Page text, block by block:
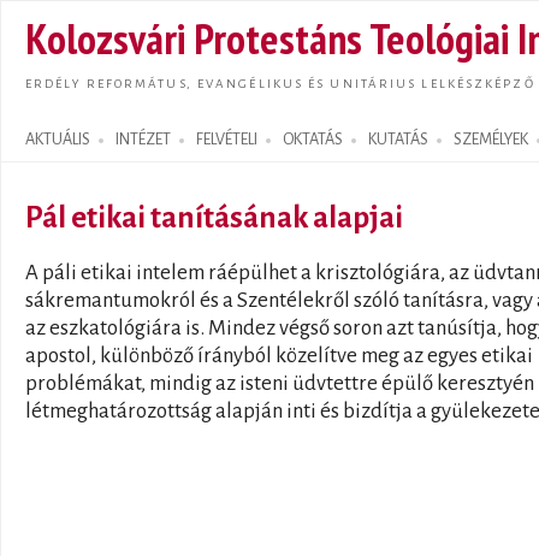
Kolozsvári Protestáns Teológiai
ERDÉLY REFORMÁTUS, EVANGÉLIKUS ÉS UNITÁRIUS LELKÉSZKÉPZŐ
AKTUÁLIS INTÉZET FELVÉTELI OKTATÁS KUTATÁS SZEMÉLYEK
Search form
Pál etikai tanításának alapjai
A páli etikai intelem ráépülhet a krisztológiára, az
sákremantumokról és a Szentélekről szóló tanításra, vagy
az eszkatológiára is. Mindez végső soron azt tanúsítja,
apostol, különböző írányból közelítve meg az egyes etikai
problémákat, mindig az isteni üdvtettre épülő keresztyén
létmeghatározottság alapján inti és bizdítja a